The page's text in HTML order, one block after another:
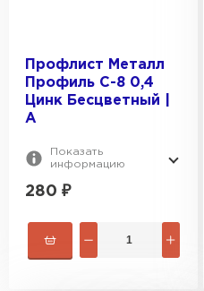
Профлист Металл
Профиль С-8 0,4
Цинк Бесцветный |
A
Показать
информацию
280 ₽
ПЕРЕЙТИ